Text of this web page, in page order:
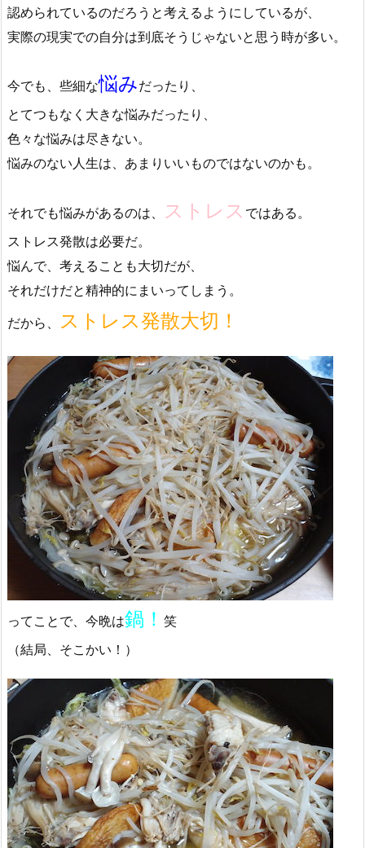
認められているのだろうと考えるようにしているが、
実際の現実での自分は到底そうじゃないと思う時が多い。
今でも、些細な悩みだったり、
とてつもなく大きな悩みだったり、
色々な悩みは尽きない。
悩みのない人生は、あまりいいものではないのかも。
それでも悩みがあるのは、 ストレス ではある。
ストレス発散は必要だ。
悩んで、考えることも大切だが、
それだけだと精神的にまいってしまう。
だから、 ストレス発散大切！
ってことで、今晩は鍋！ 笑
（結局、そこかい！）